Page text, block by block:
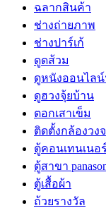
ฉลากสินค้า
ช่างถ่ายภาพ
ช่างปาร์เก้
ดูดส้วม
ดูหนังออนไล
ดูฮวงจุ้ยบ้าน
ตอกเสาเข็ม
ติดตั้งกล้องวง
ตู้คอนเทนเนอร์
ตู้สาขา
ตู้เสื้อผ้า
ถ้วยรางวัล